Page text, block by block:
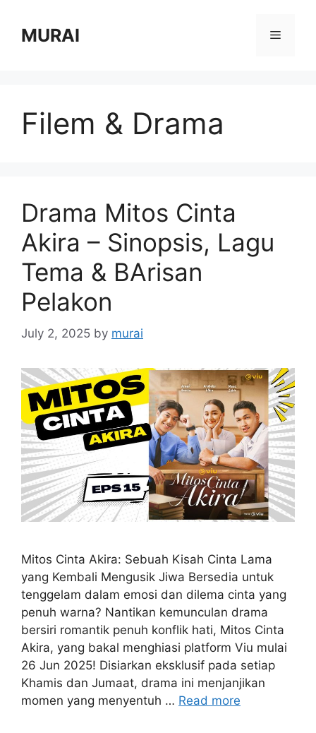
contentMURAI Menu
Filem & Drama
Drama Mitos Cinta
Akira – Sinopsis, Lagu
Tema & BArisan
Pelakon
July 2, 2025 by murai
Mitos Cinta Akira: Sebuah Kisah Cinta Lama
yang Kembali Mengusik Jiwa Bersedia untuk
tenggelam dalam emosi dan dilema cinta yang
penuh warna? Nantikan kemunculan drama
bersiri romantik penuh konflik hati, Mitos Cinta
Akira, yang bakal menghiasi platform Viu mulai
26 Jun 2025! Disiarkan eksklusif pada setiap
Khamis dan Jumaat, drama ini menjanjikan
momen yang menyentuh … Read more